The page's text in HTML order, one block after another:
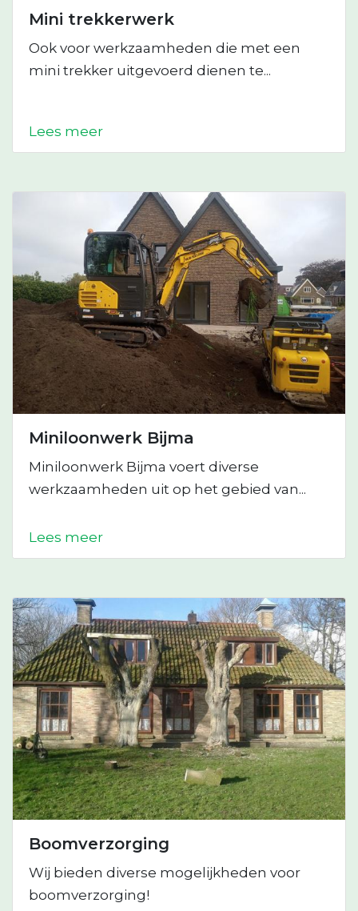
Mini trekkerwerk
Ook voor werkzaamheden die met een
mini trekker uitgevoerd dienen te...
Lees meer
Miniloonwerk Bijma
Miniloonwerk Bijma voert diverse
werkzaamheden uit op het gebied van...
Lees meer
Boomverzorging
Wij bieden diverse mogelijkheden voor
boomverzorging!